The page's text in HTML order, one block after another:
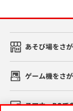
あそび場をさ
ゲーム機をさ
スマホ・PCで